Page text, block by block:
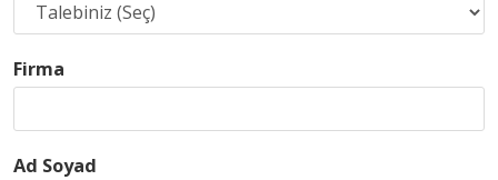
Firma
Ad Soyad